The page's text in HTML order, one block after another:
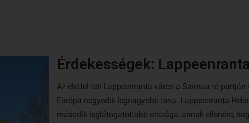
Érdekességek: Lappeenranta
Az élettel teli Lappeenranta város a Saimaa tó partján
Európa negyedik legnagyobb tava. Lappeenranta
második leglátogatottabb országa, annak ellenére,